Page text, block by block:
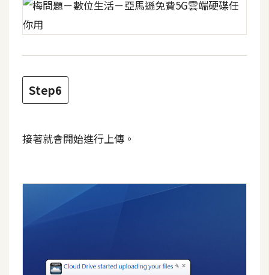
Step6
接著就會開始進行上傳。